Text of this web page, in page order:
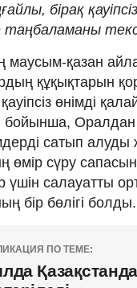
бірақ
таңбаламаны
маусым-қазан
құқықтарын
өнімді
бойынша, Оралдан
сатып
өмір сүру
салауатты
бір бөлігі болды.
ПО ТЕМЕ: